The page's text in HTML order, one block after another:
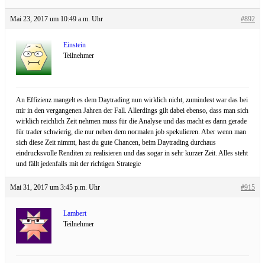
Mai 23, 2017 um 10:49 a.m. Uhr #892
Einstein
Teilnehmer
An Effizienz mangelt es dem Daytrading nun wirklich nicht, zumindest war das bei
mir in den vergangenen Jahren der Fall. Allerdings gilt dabei ebenso, dass man sich
wirklich reichlich Zeit nehmen muss für die Analyse und das macht es dann gerade
für trader schwierig, die nur neben dem normalen job spekulieren. Aber wenn man
sich diese Zeit nimmt, hast du gute Chancen, beim Daytrading durchaus
eindrucksvolle Renditen zu realisieren und das sogar in sehr kurzer Zeit. Alles steht
und fällt jedenfalls mit der richtigen Strategie
Mai 31, 2017 um 3:45 p.m. Uhr #915
Lambert
Teilnehmer